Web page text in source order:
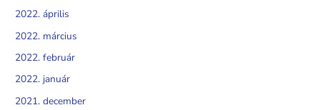
2022. április
2022. március
2022. február
2022. január
2021. december